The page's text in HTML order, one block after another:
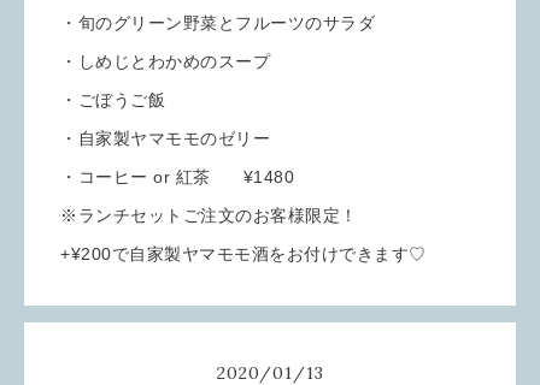
・旬のグリーン野菜とフルーツのサラダ
・しめじとわかめのスープ
・ごぼうご飯
・自家製ヤマモモのゼリー
・コーヒー or 紅茶 ¥1480
※ランチセットご注文のお客様限定！
+¥200で自家製ヤマモモ酒をお付けできます♡
2020/01/13